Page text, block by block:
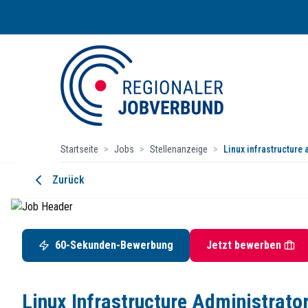
Startseite > Jobs > Stellenanzeige > Linux infrastructure
Linux Infrastructure Administrator
os-cillation GmbH
Startdatum:
ab sofort
Wir suchen immer nach großartigen Menschen, die
Zurück
60-Sekunden-Bewerbung Jetzt bewerben
Linux Infrastructure